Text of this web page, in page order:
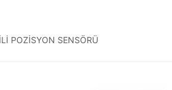
POZİSYON SENSÖRÜ